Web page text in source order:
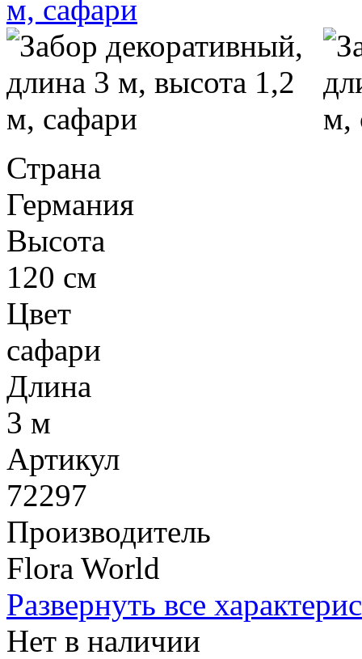
Страна
Германия
Высота
120 см
Цвет
сафари
Длина
3 м
Артикул
72297
Производитель
Flora World
Развернуть все
Нет в наличии